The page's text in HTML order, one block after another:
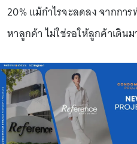
20% แม้กำไรจะลดลง จากกา
หาลูกค้า ไม่ใช่รอให้ลูกค้าเดินม